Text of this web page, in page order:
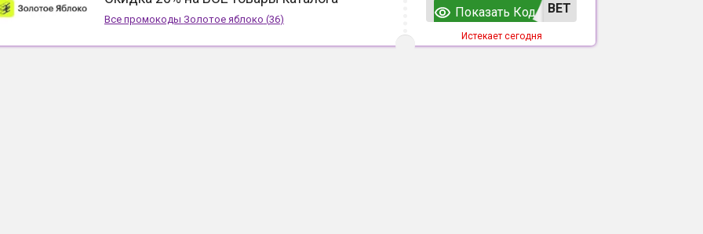
Все промокоды Золотое яблоко (36)
ВЕТ
Показать Код
Истекает сегодня